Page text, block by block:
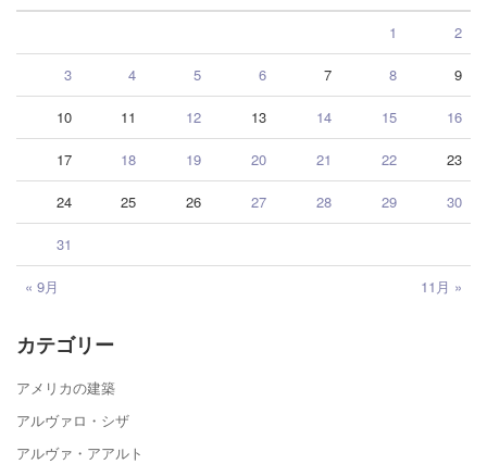
« 9月 11月 »
1 2
3 4 5 6 7 8 9
10 11 12 13 14 15 16
17 18 19 20 21 22 23
24 25 26 27 28 29 30
31
カテゴリー
アメリカの建築
アルヴァロ・シザ
アルヴァ・アアルト